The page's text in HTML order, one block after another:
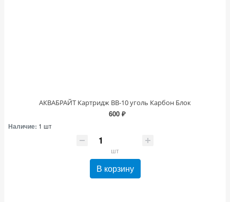
АКВАБРАЙТ Картридж ВВ-10 уголь Карбон Блок
600 ₽
Наличие: 1 шт
шт
В корзину